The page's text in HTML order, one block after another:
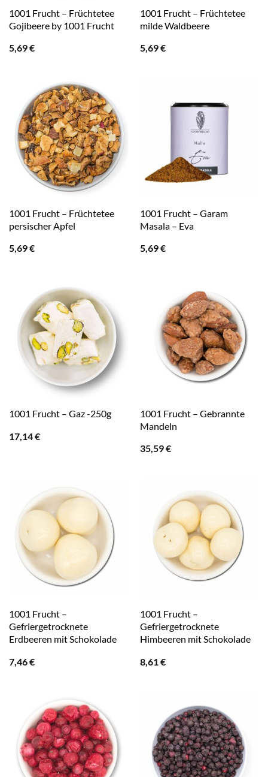
1001 Frucht – Früchtetee
Gojibeere by 1001 Frucht
5,69€
1001 Frucht – Früchtetee
milde Waldbeere
5,69€
1001 Frucht – Früchtetee
persischer Apfel
5,69€
1001 Frucht – Garam
Masala – Eva
5,69€
1001 Frucht – Gaz -250g
17,14€
1001 Frucht – Gebrannte
Mandeln
35,59€
1001 Frucht –
Gefriergetrocknete
Erdbeeren mit Schokolade
7,46€
1001 Frucht –
Gefriergetrocknete
Himbeeren mit Schokolade
8,61 €